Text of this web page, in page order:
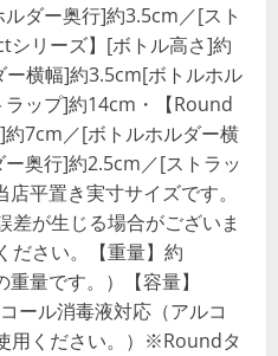
ダー奥行]約3.5cm／[スト
シリーズ】[ボトル高さ]約
横幅]約3.5cm[ボトルホル
ップ]約14cm・【Round
7cm／[ボトルホルダー横
奥行]約2.5cm／[ストラッ
平置き実寸サイズです。
差が生じる場合がございま
ださい。【重量】約
量です。）【容量】
ール消毒液対応（アルコ
用ください。）※Roundタ